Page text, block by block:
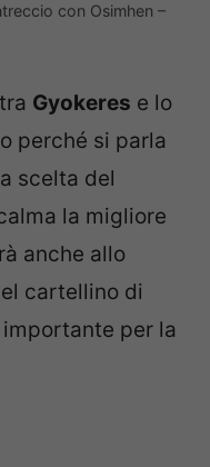
con Osimhen –
Gyokeres e lo
perché si parla
scelta del
la migliore
anche allo
cartellino di
per la